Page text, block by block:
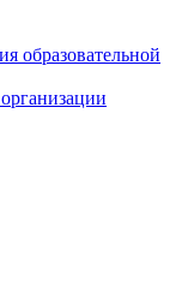
образовательной